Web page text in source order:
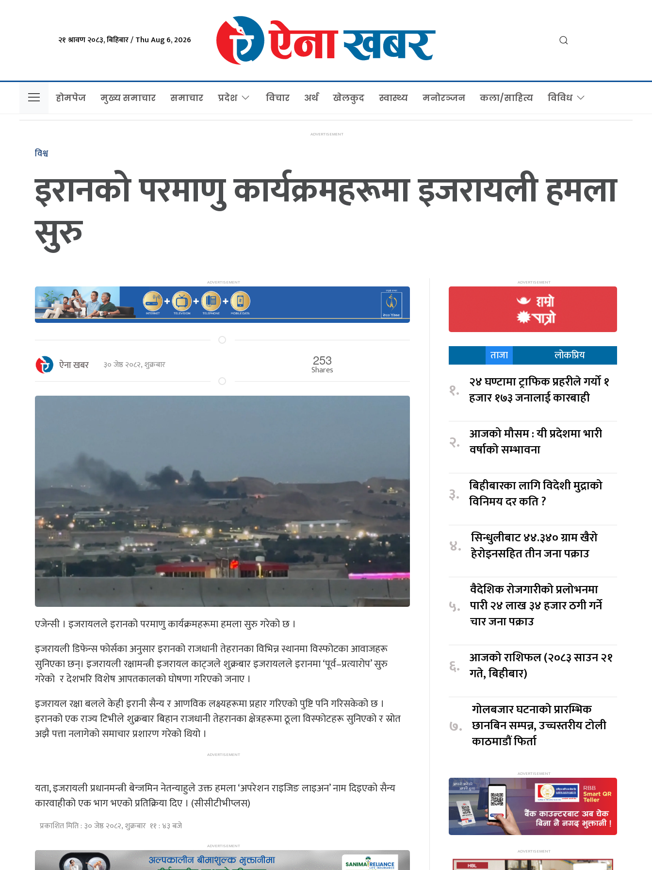
२१ श्रावण २०८३, बिहिबार / Thu Aug 6, 2026
होमपेज मुख्य समाचार समाचार प्रदेश विचार अर्थ खेलकुद स्वास्थ्य मनोरञ्जन कला/साहित्य विविध
विश्व
इरानको परमाणु कार्यक्रमहरूमा इजरायली हमला
सुरु
ऐना खबर ३० जेष्ठ २०८२, शुक्रबार 253
Shares
एजेन्सी । इजरायलले इरानको परमाणु कार्यक्रमहरूमा हमला सुरु गरेको छ ।
इजरायली डिफेन्स फोर्सका अनुसार इरानको राजधानी तेहरानका विभिन्न स्थानमा विस्फोटका आवाजहरू
सुनिएका छन्। इजरायली रक्षामन्त्री इजरायल काट्जले शुक्रबार इजरायलले इरानमा ‘पूर्व–प्रत्यारोप’ सुरु
गरेको र देशभरि विशेष आपतकालको घोषणा गरिएको जनाए ।
इजरायल रक्षा बलले केही इरानी सैन्य र आणविक लक्ष्यहरूमा प्रहार गरिएको पुष्टि पनि गरिसकेको छ ।
इरानको एक राज्य टिभीले शुक्रबार बिहान राजधानी तेहरानका क्षेत्रहरूमा ठूला विस्फोटहरू सुनिएको र स्रोत
अझै पत्ता नलागेको समाचार प्रशारण गरेको थियो ।
यता, इजरायली प्रधानमन्त्री बेन्जमिन नेतन्याहुले उक्त हमला ‘अपरेशन राइजिङ लाइअन’ नाम दिइएको सैन्य
कारवाहीको एक भाग भएको प्रतिक्रिया दिए । (सीसीटीभीप्लस)
प्रकाशित मिति : ३० जेष्ठ २०८२, शुक्रबार ११ : ४३ बजे
ताजा लोकप्रिय
१. २४ घण्टामा ट्राफिक प्रहरीले गर्यो १
हजार १७३ जनालाई कारबाही
२. आजको मौसम : यी प्रदेशमा भारी
वर्षाको सम्भावना
३. बिहीबारका लागि विदेशी मुद्राको
विनिमय दर कति ?
४. सिन्धुलीबाट ४४.३४० ग्राम खैरो
हेरोइनसहित तीन जना पक्राउ
५.
वैदेशिक रोजगारीको प्रलोभनमा
पारी २४ लाख ३४ हजार ठगी गर्ने
चार जना पक्राउ
६. आजको राशिफल (२०८३ साउन २१
गते, बिहीबार)
७.
गोलबजार घटनाको प्रारम्भिक
छानबिन सम्पन्न, उच्चस्तरीय टोली
काठमाडौं फिर्ता